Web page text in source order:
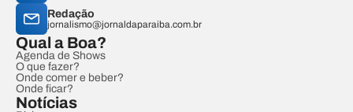
Redação
jornalismo@jornaldaparaiba.com.br
Qual a Boa?
Agenda de Shows
O que fazer?
Onde comer e beber?
Onde ficar?
Notícias